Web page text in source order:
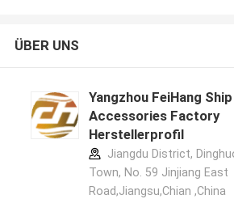
ÜBER UNS
Yangzhou FeiHang Ship
Accessories Factory
Herstellerprofil
Jiangdu District,
Town, No. 59 Jinjiang East
Road,Jiangsu,Chian ,China